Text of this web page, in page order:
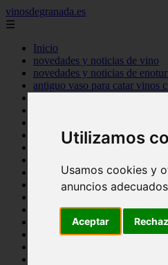
Utilizamos
Usamos cookies y
anuncios
Aceptar
vinosdegranada.es
☰
Inicio
novedades y noticias de vino
novedades y noticias de
antiguo vaso para catar vinos
Sevilla - sevilla
Barcelona - barcelona
Santa-cruz-de-tenerife - guía-
La-rioja - casalarreina
Almería - roquetas-de-mar